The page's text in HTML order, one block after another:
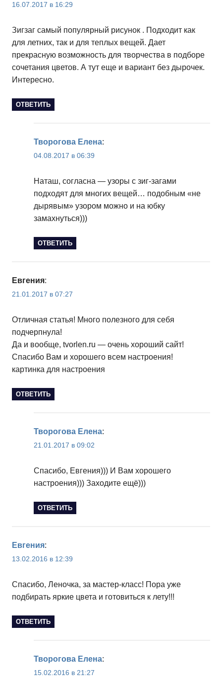
Ажурная туника крючком
16.07.2017 в 16:29
Зигзаг самый популярный рисунок . Подходит как
для летних, так и для теплых вещей. Дает
прекрасную возможность для творчества в подборе
сочетания цветов. А тут еще и вариант без дырочек.
Интересно.
ОТВЕТИТЬ
Творогова Елена:
04.08.2017 в 06:39
Наташ, согласна — узоры с зиг-загами
подходят для многих вещей… подобным «не
дырявым» узором можно и на юбку
замахнуться)))
ОТВЕТИТЬ
Евгения:
21.01.2017 в 07:27
Отличная статья! Много полезного для себя
подчерпнула!
Да и вообще, tvorlen.ru — очень хороший сайт!
Спасибо Вам и хорошего всем настроения!
картинка для настроения
ОТВЕТИТЬ
Творогова Елена:
21.01.2017 в 09:02
Спасибо, Евгения))) И Вам хорошего
настроения))) Заходите ещё)))
ОТВЕТИТЬ
Евгения:
13.02.2016 в 12:39
Спасибо, Леночка, за мастер-класс! Пора уже
подбирать яркие цвета и готовиться к лету!!!
ОТВЕТИТЬ
Творогова Елена:
15.02.2016 в 21:27